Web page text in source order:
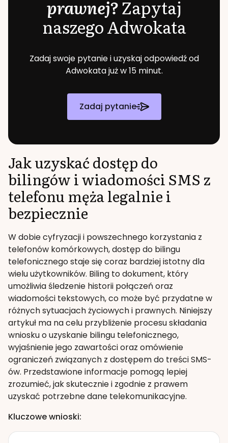
prawnej?Zapytaj
naszego Adwokata
Zadaj swoje pytanie i uzyskaj odpowiedź od
Adwokata już w 15 minut.
Zadaj pytanie
Jak uzyskać dostęp do
bilingów i wiadomości SMS z
telefonu męża legalnie i
bezpiecznie
W dobie cyfryzacji i powszechnego korzystania z
telefonów komórkowych, dostęp do bilingu
telefonicznego staje się coraz bardziej istotny dla
wielu użytkowników. Biling to dokument, który
umożliwia śledzenie historii połączeń oraz
wiadomości tekstowych, co może być przydatne w
różnych sytuacjach życiowych i prawnych. Niniejszy
artykuł ma na celu przybliżenie procesu składania
wniosku o uzyskanie bilingu telefonicznego,
wyjaśnienie jego zawartości oraz omówienie
ograniczeń związanych z dostępem do treści SMS-
ów. Przedstawione informacje pomogą lepiej
zrozumieć, jak skutecznie i zgodnie z prawem
uzyskać potrzebne dane telekomunikacyjne.
Kluczowe wnioski: